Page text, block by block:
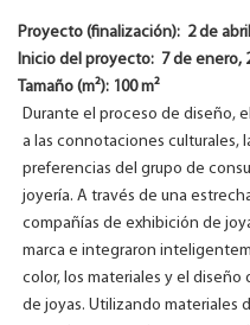
Proyecto (finalización): 2 de
Inicio del proyecto: 7 de enero,
Tamaño (m²): 100 m²
Durante el proceso de diseño,
a las connotaciones culturales,
preferencias del grupo de
joyería. A través de una
compañías de exhibición de
marca e integraron
color, los materiales y el
de joyas. Utilizando materiales